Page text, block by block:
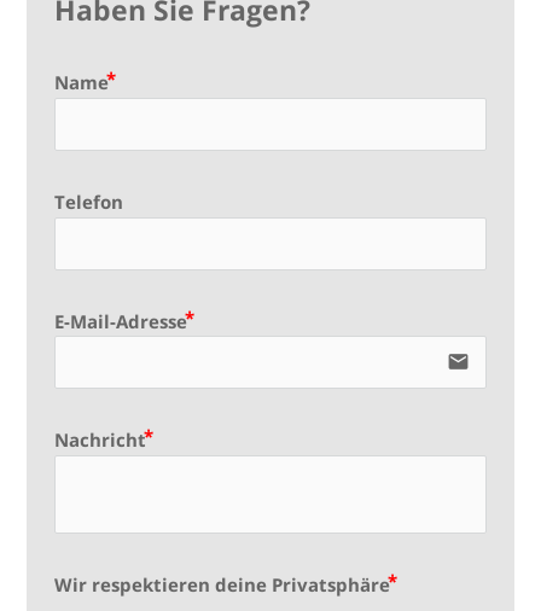
Haben Sie Fragen?
Name
Telefon
E-Mail-Adresse
email
Nachricht
Wir respektieren deine Privatsphäre